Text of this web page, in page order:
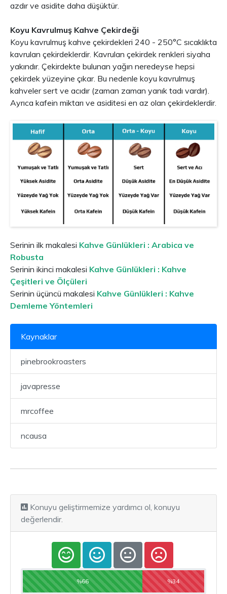
azdır ve asidite daha düşüktür.
Koyu Kavrulmuş Kahve Çekirdeği
Koyu kavrulmuş kahve çekirdekleri 240 - 250°C sıcaklıkta
kavrulan çekirdeklerdir. Kavrulan çekirdek renkleri siyaha
yakındır. Çekirdekte bulunan yağın neredeyse hepsi
çekirdek yüzeyine çıkar. Bu nedenle koyu kavrulmuş
kahveler sert ve acıdır (zaman zaman yanık tadı vardır).
Ayrıca kafein miktarı ve asiditesi en az olan çekirdeklerdir.
Serinin ilk makalesi Kahve Günlükleri : Arabica ve
Robusta
Serinin ikinci makalesi Kahve Günlükleri : Kahve
Çeşitleri ve Ölçüleri
Serinin üçüncü makalesi Kahve Günlükleri : Kahve
Demleme Yöntemleri
Kaynaklar
pinebrookroasters
javapresse
mrcoffee
ncausa
Konuyu geliştirmemize yardımcı ol, konuyu
değerlendir.
%66 %34